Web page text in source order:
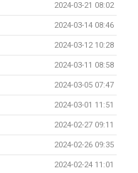
2024-03-21 08:02
2024-03-14 08:46
2024-03-12 10:28
2024-03-11 08:58
2024-03-05 07:47
2024-03-01 11:51
2024-02-27 09:11
2024-02-26 09:35
2024-02-24 11:01